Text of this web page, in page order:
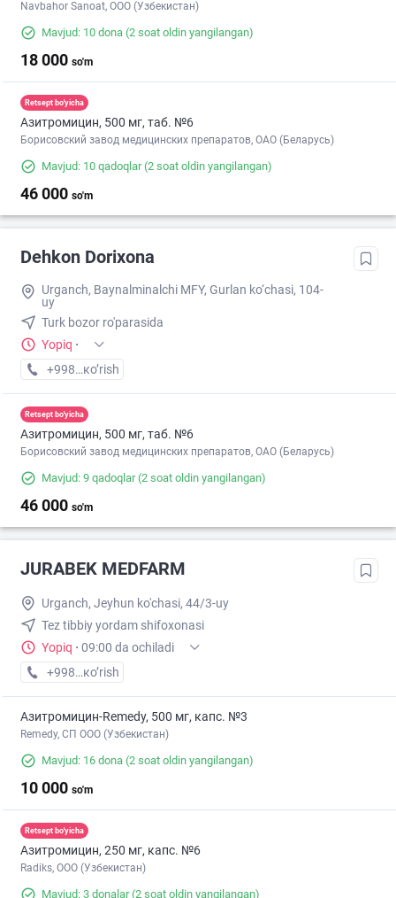
Navbahor Sanoat, ООО (Узбекистан)
Mavjud: 10 dona (2 soat oldin yangilangan)
18 000 so'm
Retsept bo'yicha
Азитромицин, 500 мг, таб. №6
Борисовский завод медицинских препаратов, ОАО (Беларусь)
Mavjud: 10 qadoqlar(2 soat oldin yangilangan)
46 000 so'm
Dehkon Dorixona
Urganch, Baynalminalchi MFY, Gurlan ko‘chasi, 104-
uy
Turk bozor ro'parasida
Yopiq ·
+998 (91) XXX-XX-XX
кo’rish
Retsept bo'yicha
Азитромицин, 500 мг, таб. №6
Борисовский завод медицинских препаратов, ОАО (Беларусь)
Mavjud: 9 qadoqlar(2 soat oldin yangilangan)
46 000 so'm
JURABEK MEDFARM
Urganch, Jeyhun ko'chasi, 44/3-uy
Tez tibbiy yordam shifoxonasi
Yopiq · 09:00 da ochiladi
+998 (97) XXX-XX-XX
кo’rish
Азитромицин-Remedy, 500 мг, капс. №3
Remedy, СП ООО (Узбекистан)
Mavjud: 16 dona (2 soat oldin yangilangan)
10 000 so'm
Retsept bo'yicha
Азитромицин, 250 мг, капс. №6
Radiks, ООО (Узбекистан)
Mavjud: 3 donalar(2 soat oldin yangilangan)